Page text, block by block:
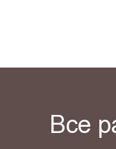
Все